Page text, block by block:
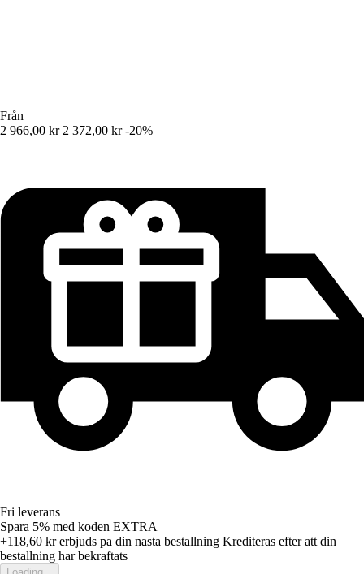
Från
2 966,00 kr 2 372,00 kr -20%
Fri leverans
Spara 5% med koden EXTRA
+118,60 krerbjuds pa din nasta bestallning Krediteras efter att din
bestallning har bekraftats
Loading...